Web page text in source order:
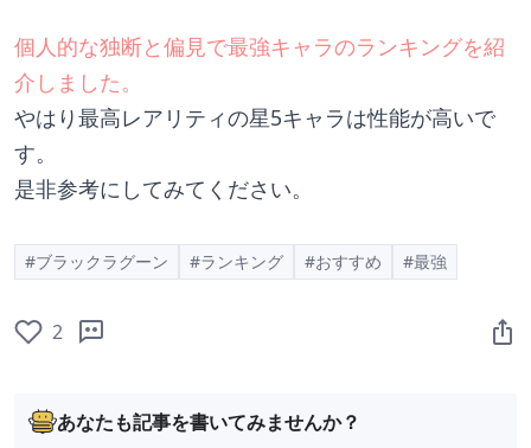
個人的な独断と偏見で最強キャラのランキングを紹
介しました。
やはり最高レアリティの星5キャラは性能が高いで
す。
是非参考にしてみてください。
#ブラックラグーン #ランキング #おすすめ #最強
2
あなたも記事を書いてみませんか？